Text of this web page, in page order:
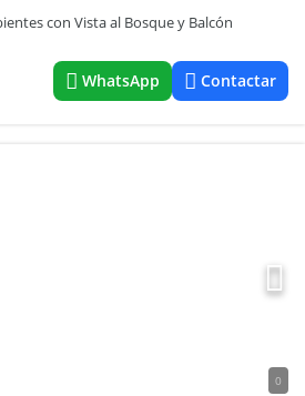
con Vista al Bosque y Balcón
WhatsApp Contactar
0